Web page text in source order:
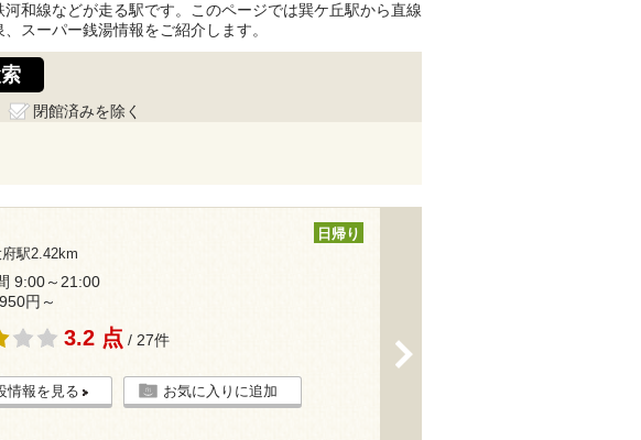
和線などが走る駅です。このページでは巽ケ丘駅から直線
スーパー銭湯情報をご紹介します。
閉館済みを除く
府駅2.42km
日帰り
9:00～21:00
円～
3.2 点 / 27件
情報を見る お気に入りに追加